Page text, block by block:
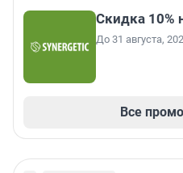
Скидка 10%
До 31 августа,
Все